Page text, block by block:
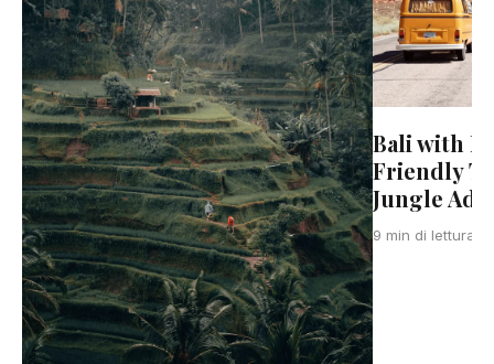
Bali with
Friendly
Jungle
9 min di lettura